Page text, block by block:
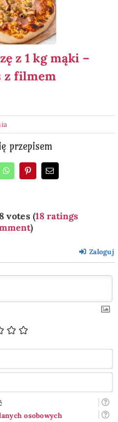
z 1 kg mąki –
z filmem
przepisem
votes (18 ratings
)
Zaloguj
osobowych